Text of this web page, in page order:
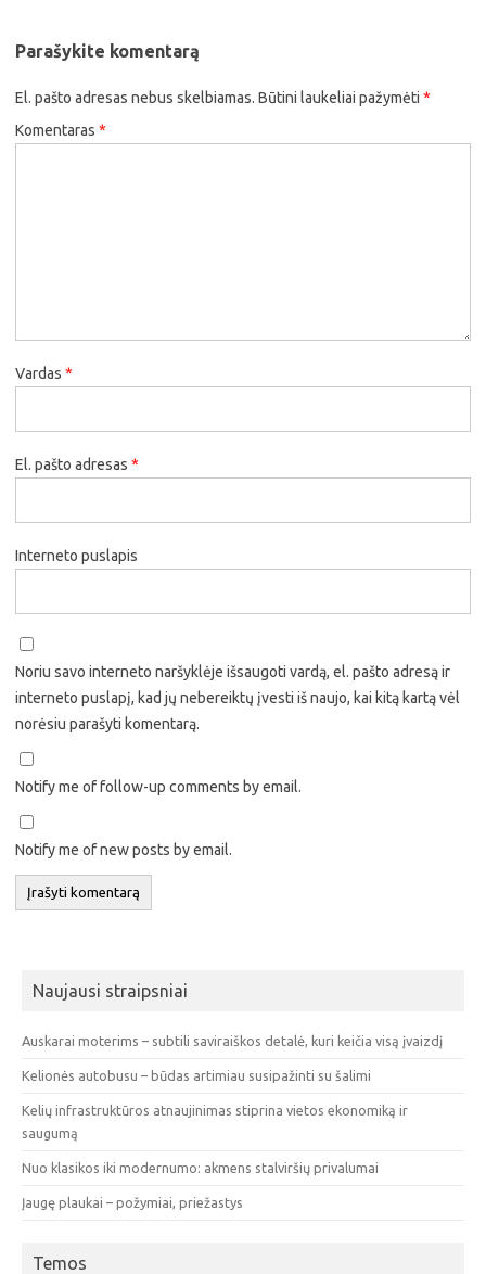
Parašykite komentarą
El. pašto adresas nebus skelbiamas. Būtini laukeliai pažymėti *
Komentaras *
Vardas *
El. pašto adresas *
Interneto puslapis
Noriu savo interneto naršyklėje išsaugoti vardą, el. pašto adresą ir
interneto puslapį, kad jų nebereiktų įvesti iš naujo, kai kitą kartą vėl
norėsiu parašyti komentarą.
Notify me of follow-up comments by email.
Notify me of new posts by email.
Naujausi straipsniai
Auskarai moterims – subtili saviraiškos detalė, kuri keičia visą įvaizdį
Kelionės autobusu – būdas artimiau susipažinti su šalimi
Kelių infrastruktūros atnaujinimas stiprina vietos ekonomiką ir
saugumą
Nuo klasikos iki modernumo: akmens stalviršių privalumai
Įaugę plaukai – požymiai, priežastys
Temos